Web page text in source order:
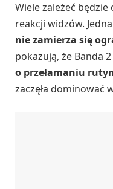
Wiele zależeć
reakcji widzów.
nie zamierza się
pokazują, że Banda
o przełamaniu
zaczęła dominować